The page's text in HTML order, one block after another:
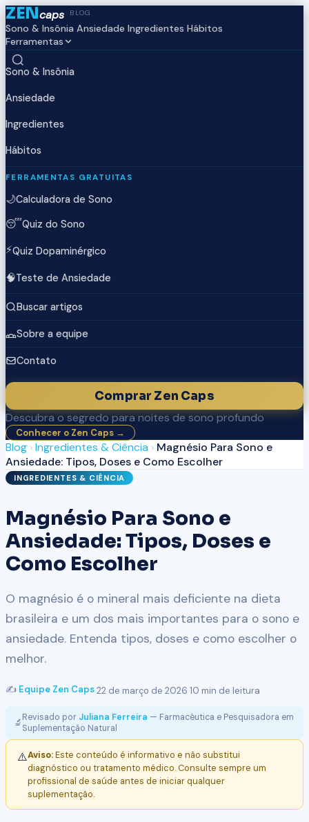
ZENcaps BLOG
Sono & Insônia Ansiedade Ingredientes Hábitos
Ferramentas
Sono & Insônia
Ansiedade
Ingredientes
Hábitos
FERRAMENTAS GRATUITAS
🌙Calculadora de Sono
😴Quiz do Sono
⚡Quiz Dopaminérgico
🧠Teste de Ansiedade
Buscar artigos
Sobre a equipe
Contato
Comprar Zen Caps
Descubra o segredo para noites de sono profundo
Conhecer o Zen Caps →
Blog ›Ingredientes & Ciência › Magnésio Para Sono e
Ansiedade: Tipos, Doses e Como Escolher
INGREDIENTES & CIÊNCIA
Magnésio Para Sono e
Ansiedade: Tipos, Doses e
Como Escolher
O magnésio é o mineral mais deficiente na dieta
brasileira e um dos mais importantes para o sono e
ansiedade. Entenda tipos, doses e como escolher o
melhor.
✍️ Equipe Zen Caps·22 de março de 2026·10 min de leitura
🔬Revisado por Juliana Ferreira — Farmacêutica e Pesquisadora em
Suplementação Natural
⚠️Aviso:Este conteúdo é informativo e não substitui
diagnóstico ou tratamento médico. Consulte sempre um
profissional de saúde antes de iniciar qualquer
suplementação.